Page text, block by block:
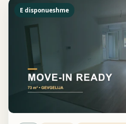
E disponueshme